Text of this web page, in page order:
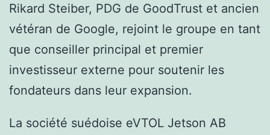
Rikard Steiber, PDG de GoodTrust et ancien
vétéran de Google, rejoint le groupe en tant
que conseiller principal et premier
investisseur externe pour soutenir les
fondateurs dans leur expansion.
La société suédoise eVTOL Jetson AB